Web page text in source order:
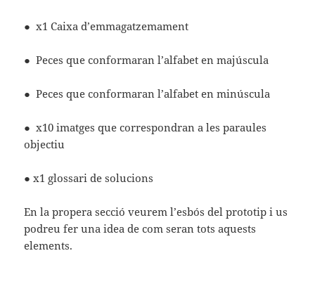
● x1 Caixa d’emmagatzemament
● Peces que conformaran l’alfabet en majúscula
● Peces que conformaran l’alfabet en minúscula
● x10 imatges que correspondran a les paraules
objectiu
● x1 glossari de solucions
En la propera secció veurem l’esbós del prototip i us
podreu fer una idea de com seran tots aquests
elements.